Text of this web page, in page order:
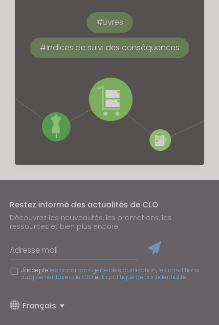
Livres
Indices de suivi des conséquences
Restez informé des actualités de CLO
Découvrez les nouveautés, les promotions, les
ressources et bien plus encore.
Adresse mail
J'accepte les conditions générales d'utilisation, les conditions
supplémentaires de CLO et la politique de confidentialité.
Français